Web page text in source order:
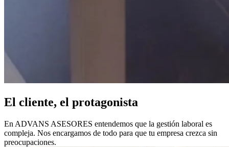
El cliente, el protagonista
En ADVANS ASESORES entendemos que la gestión laboral es
compleja. Nos encargamos de todo para que tu empresa crezca sin
preocupaciones.